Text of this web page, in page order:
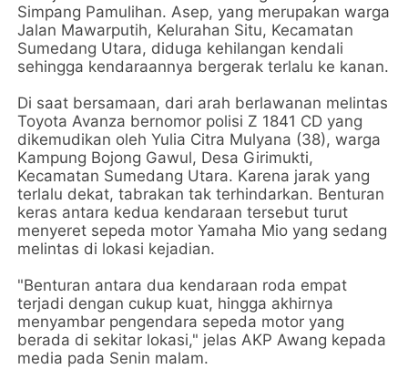
Simpang Pamulihan. Asep, yang merupakan warga
Jalan Mawarputih, Kelurahan Situ, Kecamatan
Sumedang Utara, diduga kehilangan kendali
sehingga kendaraannya bergerak terlalu ke kanan.
Di saat bersamaan, dari arah berlawanan melintas
Toyota Avanza bernomor polisi Z 1841 CD yang
dikemudikan oleh Yulia Citra Mulyana (38), warga
Kampung Bojong Gawul, Desa Girimukti,
Kecamatan Sumedang Utara. Karena jarak yang
terlalu dekat, tabrakan tak terhindarkan. Benturan
keras antara kedua kendaraan tersebut turut
menyeret sepeda motor Yamaha Mio yang sedang
melintas di lokasi kejadian.
"Benturan antara dua kendaraan roda empat
terjadi dengan cukup kuat, hingga akhirnya
menyambar pengendara sepeda motor yang
berada di sekitar lokasi," jelas AKP Awang kepada
media pada Senin malam.